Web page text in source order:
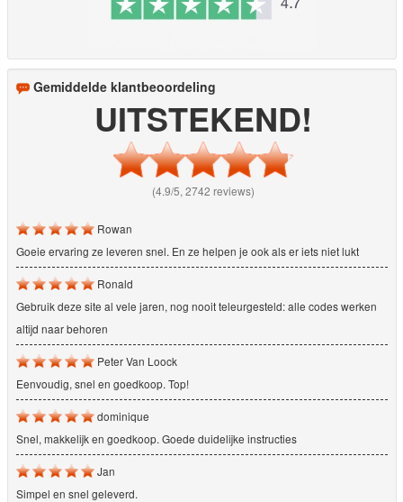
Gemiddelde klantbeoordeling
UITSTEKEND!
(4.9/5, 2742 reviews)
Rowan
Goeie ervaring ze leveren snel. En ze helpen je ook als er iets niet lukt
Ronald
Gebruik deze site al vele jaren, nog nooit teleurgesteld: alle codes werken
altijd naar behoren
Peter Van Loock
Eenvoudig, snel en goedkoop. Top!
dominique
Snel, makkelijk en goedkoop. Goede duidelijke instructies
Jan
Simpel en snel geleverd.